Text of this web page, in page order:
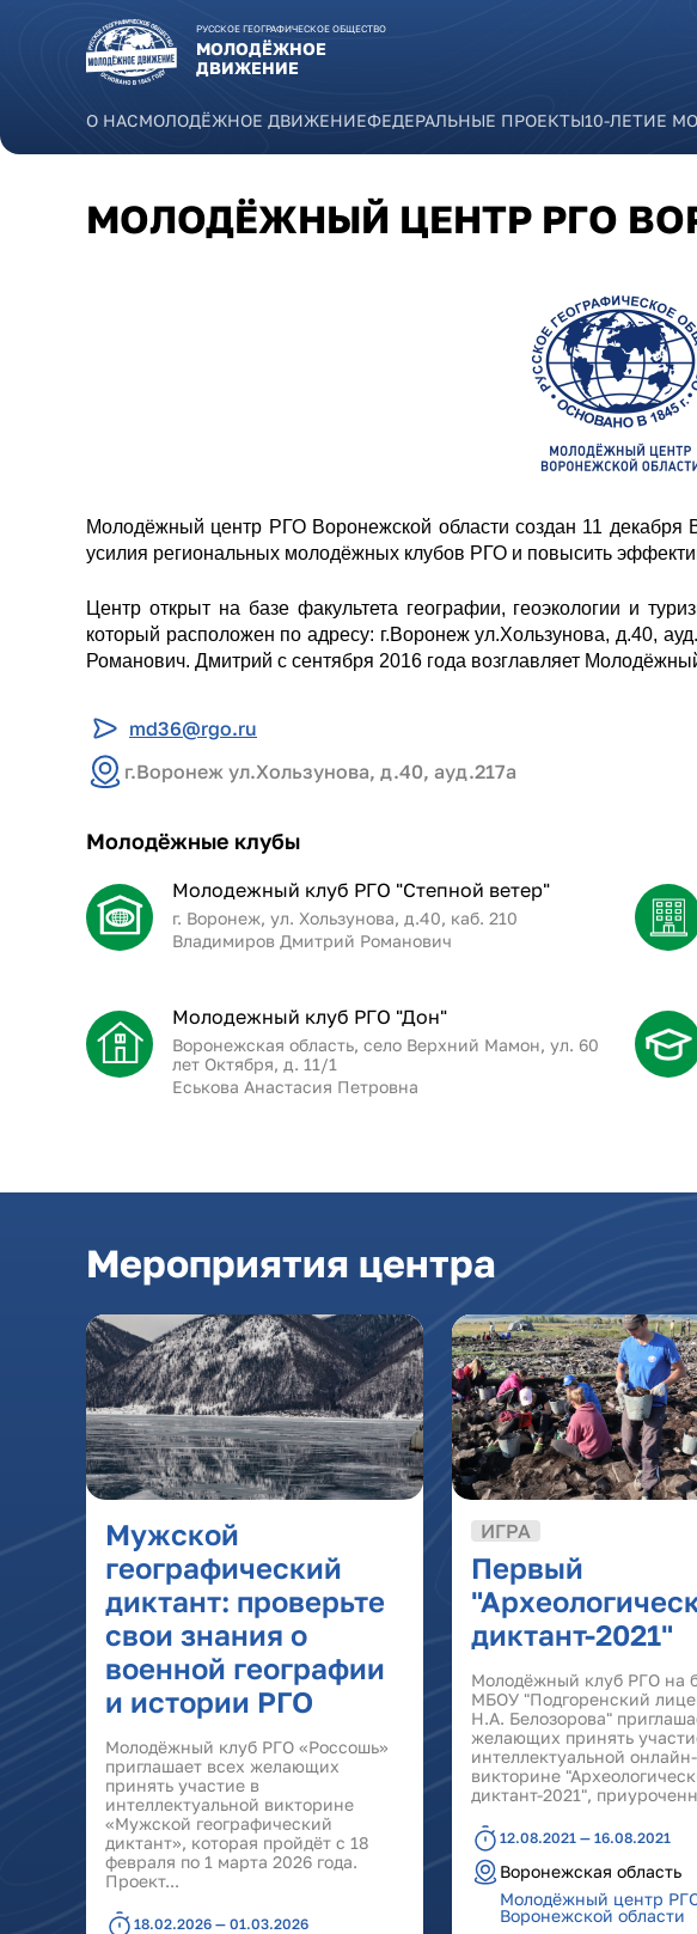
РУССКОЕ ГЕОГРАФИЧЕСКОЕ ОБЩЕСТВО
МОЛОДЁЖНОЕ
ДВИЖЕНИЕ
О НАСМОЛОДЁЖНОЕ ДВИЖЕНИЕФЕДЕРАЛЬНЫЕ ПРОЕКТЫ10-ЛЕТИЕ
МОЛОДЁЖНЫЙ ЦЕНТР РГО
Молодёжный центр РГО Воронежской области создан 11 декабря
усилия региональных молодёжных клубов РГО и повысить
Центр открыт на базе факультета географии, геоэкологии и
который расположен по адресу: г.Воронеж ул.Хользунова, д.40,
Романович. Дмитрий с сентября 2016 года возглавляет
md36@rgo.ru
г.Воронеж ул.Хользунова, д.40, ауд.217а
Молодёжные клубы
Молодежный клуб РГО "Степной ветер"
г. Воронеж, ул. Хользунова, д.40, каб. 210
Владимиров Дмитрий Романович
Молодежный клуб РГО "Дон"
Воронежская область, село Верхний Мамон, ул. 60
лет Октября, д. 11/1
Еськова Анастасия Петровна
Мероприятия центра
Мужской
географический
диктант: проверьте
свои знания о
военной географии
и истории РГО
Молодёжный клуб РГО «Россошь»
приглашает всех желающих
принять участие в
интеллектуальной викторине
«Мужской географический
диктант», которая пройдёт с 18
февраля по 1 марта 2026 года.
Проект...
18.02.2026 — 01.03.2026
ИГРА
Первый
диктант-2021"
Молодёжный клуб РГО на
МБОУ "Подгоренский
Н.А. Белозорова"
желающих принять
интеллектуальной онлайн-
викторине
диктант-2021",
12.08.2021 — 16.08.2021
Воронежская область
Молодёжный центр
Воронежской области